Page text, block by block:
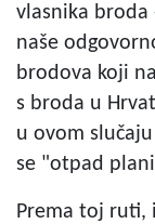
vlasnika
naše
brodova koji
s broda u
u ovom
se "otpad
Prema toj ruti,